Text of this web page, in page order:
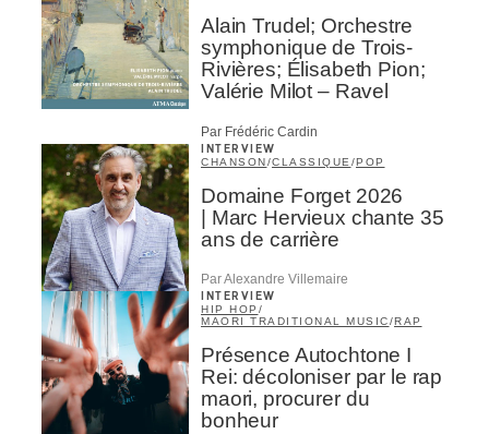
Alain Trudel; Orchestre
symphonique de Trois-
Rivières; Élisabeth Pion;
Valérie Milot – Ravel
Par Frédéric Cardin
INTERVIEW
CHANSON/CLASSIQUE /POP
Domaine Forget 2026
| Marc Hervieux chante 35
ans de carrière
Par Alexandre Villemaire
INTERVIEW
HIP HOP /
MAORI TRADITIONAL MUSIC/RAP
Présence Autochtone I
Rei: décoloniser par le rap
maori, procurer du
bonheur